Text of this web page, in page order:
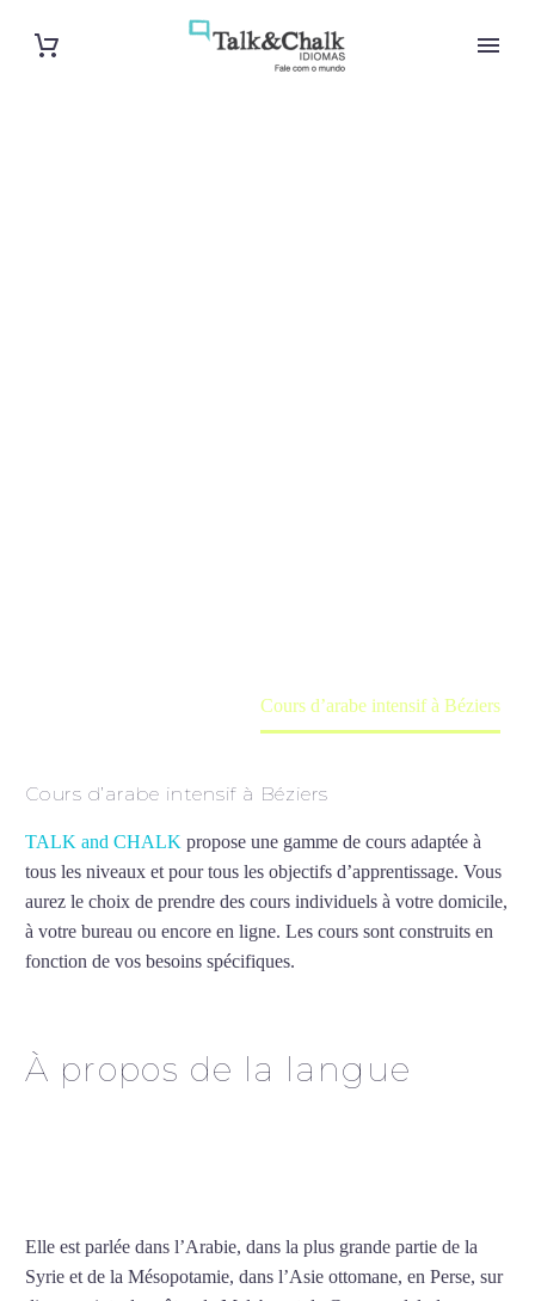
Cours d’arabe intensif à Béziers
Cours d’arabe intensif à Béziers
TALK and CHALK propose une gamme de cours adaptée à
tous les niveaux et pour tous les objectifs d’apprentissage. Vous
aurez le choix de prendre des cours individuels à votre domicile,
à votre bureau ou encore en ligne. Les cours sont construits en
fonction de vos besoins spécifiques.
À propos de la langue
Elle est parlée dans l’Arabie, dans la plus grande partie de la
Syrie et de la Mésopotamie, dans l’Asie ottomane, en Perse, sur